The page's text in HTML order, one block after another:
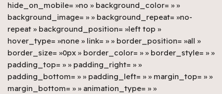
hide_on_mobile= »no » background_color= » »
background_image= » » background_repeat= »no-
repeat » background_position= »left top »
hover_type= »none » link= » » border_position= »all »
border_size= »0px » border_color= » » border_style= » »
padding_top= » » padding_right= » »
padding_bottom= » » padding_left= » » margin_top= » »
margin_bottom= » » animation_type= » »